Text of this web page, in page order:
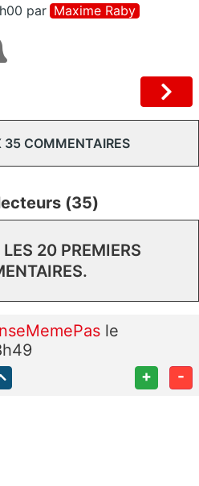
par Maxime Raby
35 COMMENTAIRES
(35)
20 PREMIERS
le
+ -